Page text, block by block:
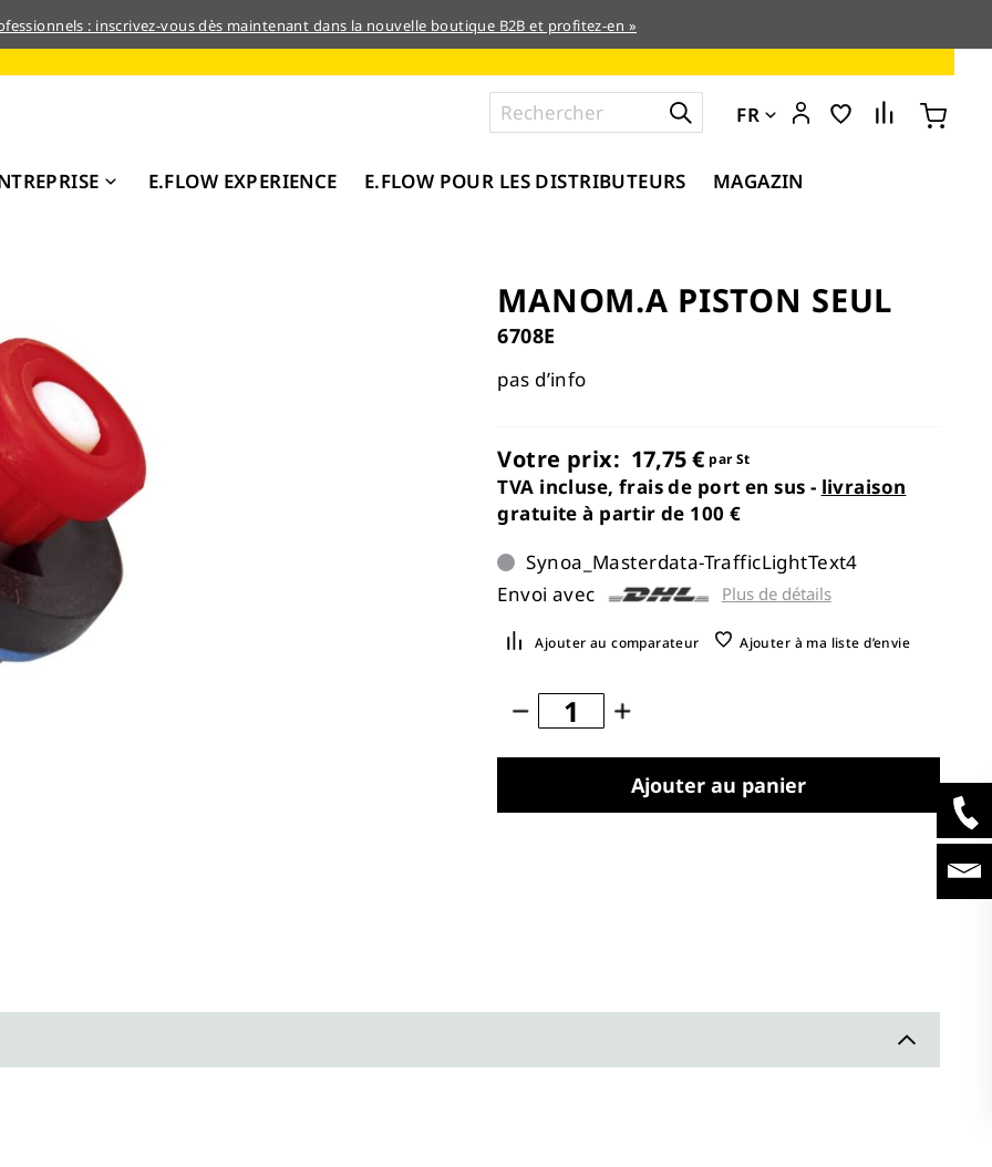
: inscrivez-vous dès maintenant dans la nouvelle boutique B2B et profitez-en »
FR
E.FLOW EXPERIENCE E.FLOW POUR LES DISTRIBUTEURS MAGAZIN
MANOM.A PISTON SEUL
6708E
pas d’info
Votre prix: 17,75 € par St
TVA incluse, frais de port en sus - livraison
gratuite à partir de 100 €
Synoa_Masterdata-TrafficLightText4
Envoi avec
Plus de détails
Ajouter au comparateur Ajouter à ma liste d’envie
Ajouter au panier